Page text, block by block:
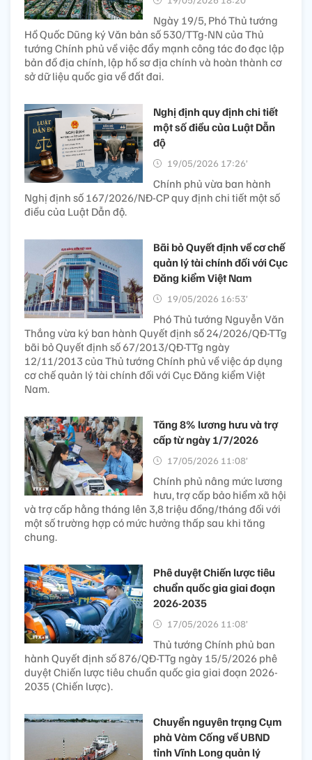
Ngày 19/5, Phó Thủ tướng
Hồ Quốc Dũng ký Văn bản số 530/TTg-NN của Thủ
tướng Chính phủ về việc đẩy mạnh công tác đo đạc lập
bản đồ địa chính, lập hồ sơ địa chính và hoàn thành cơ
sở dữ liệu quốc gia về đất đai.
Nghị định quy định chi tiết
một số điều của Luật Dẫn
độ
19/05/2026 17:26’
Chính phủ vừa ban hành
Nghị định số 167/2026/NĐ-CP quy định chi tiết một số
điều của Luật Dẫn độ.
Bãi bỏ Quyết định về cơ chế
quản lý tài chính đối với Cục
Đăng kiểm Việt Nam
19/05/2026 16:53’
Phó Thủ tướng Nguyễn Văn
Thắng vừa ký ban hành Quyết định số 24/2026/QĐ-TTg
bãi bỏ Quyết định số 67/2013/QĐ-TTg ngày
12/11/2013 của Thủ tướng Chính phủ về việc áp dụng
cơ chế quản lý tài chính đối với Cục Đăng kiểm Việt
Nam.
Tăng 8% lương hưu và trợ
cấp từ ngày 1/7/2026
17/05/2026 11:08’
Chính phủ nâng mức lương
hưu, trợ cấp bảo hiểm xã hội
và trợ cấp hằng tháng lên 3,8 triệu đồng/tháng đối với
một số trường hợp có mức hưởng thấp sau khi tăng
chung.
Phê duyệt Chiến lược tiêu
chuẩn quốc gia giai đoạn
2026-2035
17/05/2026 11:08’
Thủ tướng Chính phủ ban
hành Quyết định số 876/QĐ-TTg ngày 15/5/2026 phê
duyệt Chiến lược tiêu chuẩn quốc gia giai đoạn 2026-
2035 (Chiến lược).
Chuyển nguyên trạng Cụm
phà Vàm Cống về UBND
tỉnh Vĩnh Long quản lý